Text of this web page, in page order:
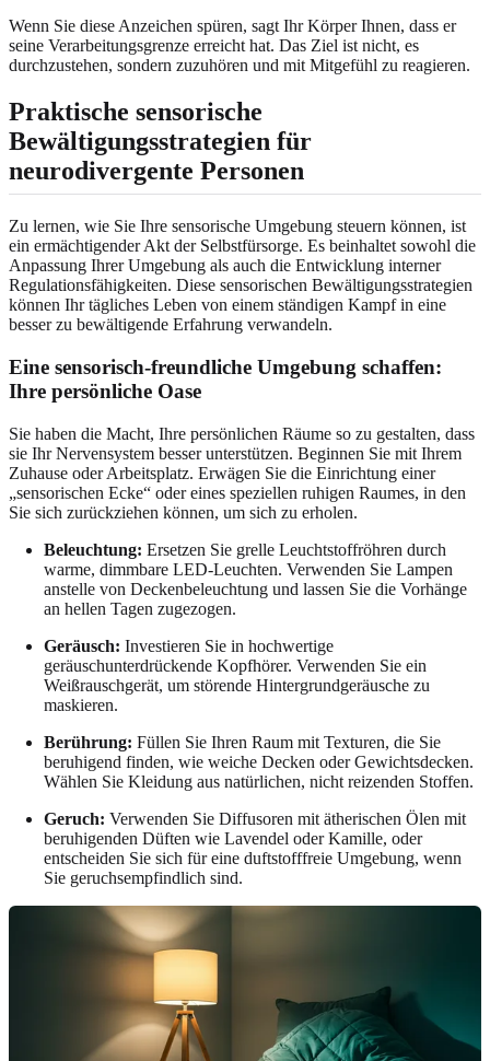
Wenn Sie diese Anzeichen spüren, sagt Ihr Körper Ihnen, dass er
seine Verarbeitungsgrenze erreicht hat. Das Ziel ist nicht, es
durchzustehen, sondern zuzuhören und mit Mitgefühl zu reagieren.
Praktische sensorische
Bewältigungsstrategien für
neurodivergente Personen
Zu lernen, wie Sie Ihre sensorische Umgebung steuern können, ist
ein ermächtigender Akt der Selbstfürsorge. Es beinhaltet sowohl die
Anpassung Ihrer Umgebung als auch die Entwicklung interner
Regulationsfähigkeiten. Diese sensorischen Bewältigungsstrategien
können Ihr tägliches Leben von einem ständigen Kampf in eine
besser zu bewältigende Erfahrung verwandeln.
Eine sensorisch-freundliche Umgebung schaffen:
Ihre persönliche Oase
Sie haben die Macht, Ihre persönlichen Räume so zu gestalten, dass
sie Ihr Nervensystem besser unterstützen. Beginnen Sie mit Ihrem
Zuhause oder Arbeitsplatz. Erwägen Sie die Einrichtung einer
„sensorischen Ecke“ oder eines speziellen ruhigen Raumes, in den
Sie sich zurückziehen können, um sich zu erholen.
Beleuchtung: Ersetzen Sie grelle Leuchtstoffröhren durch
warme, dimmbare LED-Leuchten. Verwenden Sie Lampen
anstelle von Deckenbeleuchtung und lassen Sie die Vorhänge
an hellen Tagen zugezogen.
Geräusch: Investieren Sie in hochwertige
geräuschunterdrückende Kopfhörer. Verwenden Sie ein
Weißrauschgerät, um störende Hintergrundgeräusche zu
maskieren.
Berührung: Füllen Sie Ihren Raum mit Texturen, die Sie
beruhigend finden, wie weiche Decken oder Gewichtsdecken.
Wählen Sie Kleidung aus natürlichen, nicht reizenden Stoffen.
Geruch: Verwenden Sie Diffusoren mit ätherischen Ölen mit
beruhigenden Düften wie Lavendel oder Kamille, oder
entscheiden Sie sich für eine duftstofffreie Umgebung, wenn
Sie geruchsempfindlich sind.